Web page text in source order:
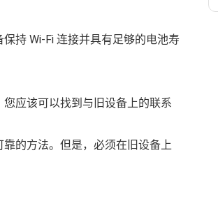
持 Wi-Fi 连接并具有足够的电池寿
应该可以找到与旧设备上的联系
的方法。但是，必须在旧设备上